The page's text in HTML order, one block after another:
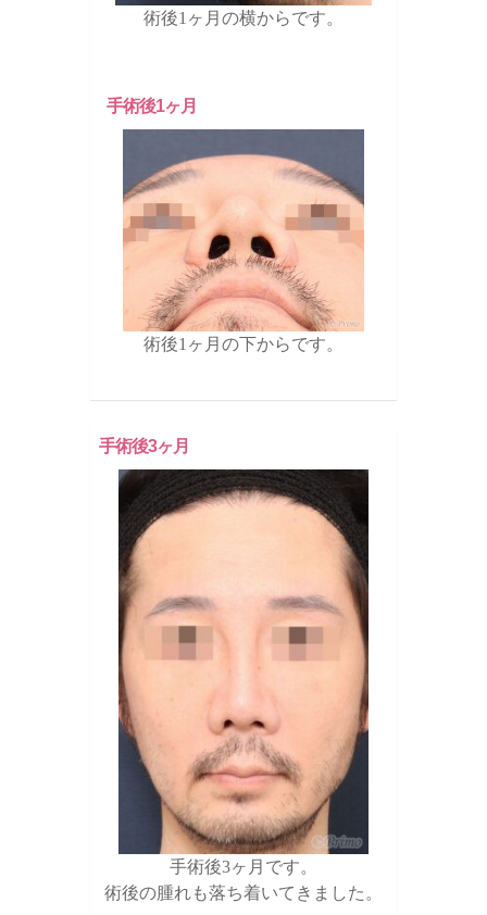
術後1ヶ月の横からです。
手術後1ヶ月
術後1ヶ月の下からです。
手術後3ヶ月
手術後3ヶ月です。
術後の腫れも落ち着いてきました。